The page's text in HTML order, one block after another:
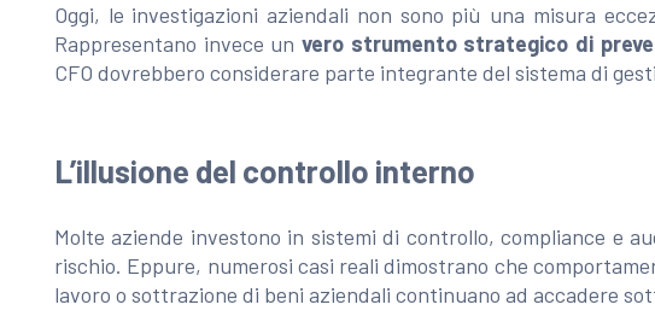
Oggi, le investigazioni aziendali non sono più una misura
Rappresentano invece un vero strumento strategico di
CFO dovrebbero considerare parte integrante del sistema di
L’illusione del controllo interno
Molte aziende investono in sistemi di controllo, compliance e
rischio. Eppure, numerosi casi reali dimostrano che
lavoro o sottrazione di beni aziendali continuano ad accadere